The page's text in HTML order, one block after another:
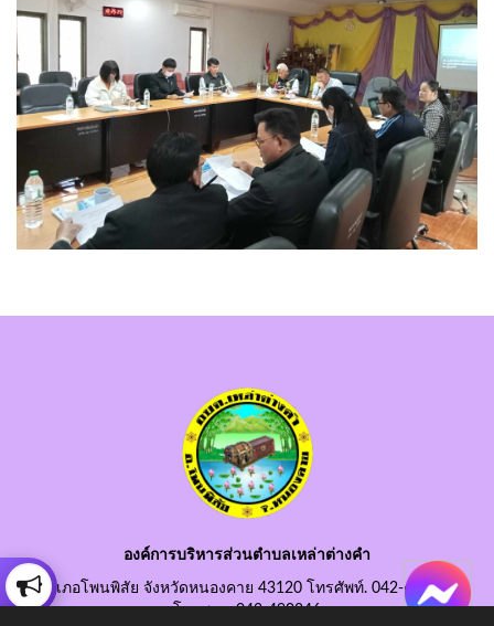
องค์การบริหารส่วนตำบลเหล่าต่างคำ
อำเภอโพนพิสัย จังหวัดหนองคาย 43120 โทรศัพท์. 042-490845
โทรสาร. 042-490846